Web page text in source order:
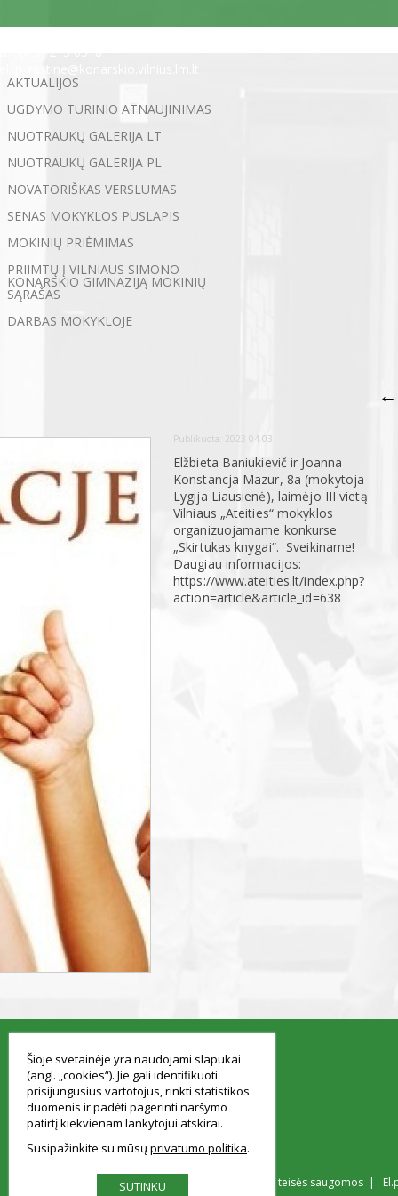
tel. (0 5) 213 0518
AKTUALIJOS
UGDYMO TURINIO ATNAUJINIMAS
NUOTRAUKŲ GALERIJA LT
NUOTRAUKŲ GALERIJA PL
NOVATORIŠKAS VERSLUMAS
SENAS MOKYKLOS PUSLAPIS
MOKINIŲ PRIĖMIMAS
PRIIMTŲ Į VILNIAUS SIMONO
KONARSKIO GIMNAZIJĄ MOKINIŲ
SĄRAŠAS
DARBAS MOKYKLOJE
←
Publikuota: 2023-04-03
Elžbieta Baniukievič ir Joanna
Konstancja Mazur, 8a (mokytoja
Lygija Liausienė), laimėjo III vietą
Vilniaus „Ateities“ mokyklos
organizuojamame konkurse
„Skirtukas knygai“. Sveikiname!
Daugiau informacijos:
https://www.ateities.lt/index.php?
action=article&article_id=638
© Vilniaus Simono Konarskio gimnazija Visos teisės saugomos |
Šioje svetainėje yra naudojami slapukai
(angl. „cookies“). Jie gali identifikuoti
prisijungusius vartotojus, rinkti statistikos
duomenis ir padėti pagerinti naršymo
patirtį kiekvienam lankytojui atskirai.
Susipažinkite su mūsų privatumo politika
SUTINKU